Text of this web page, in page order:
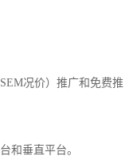
况价）推广和免费推
和垂直平台。